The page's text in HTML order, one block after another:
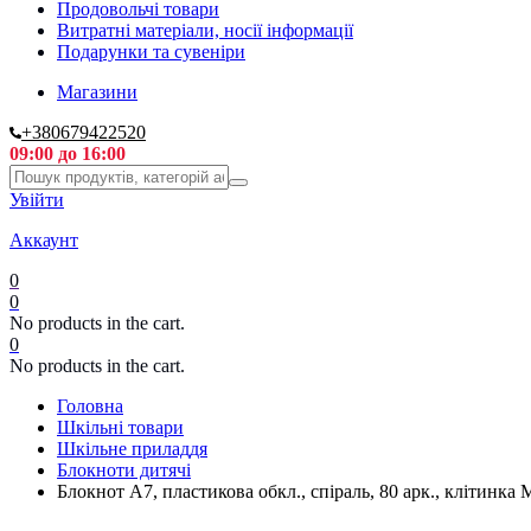
Продовольчі товари
Витратні матеріали, носії інформації
Подарунки та сувеніри
Магазини
+380679422520
09:00 до 16:00
Увійти
Аккаунт
0
0
No products in the cart.
0
No products in the cart.
Головна
Шкільні товари
Шкільне приладдя
Блокноти дитячі
Блокнот А7, пластикова обкл., спіраль, 80 арк., клітинка